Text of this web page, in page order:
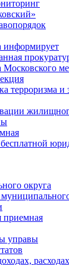
информирует
Московского
терроризма и
округа
приемная
управы